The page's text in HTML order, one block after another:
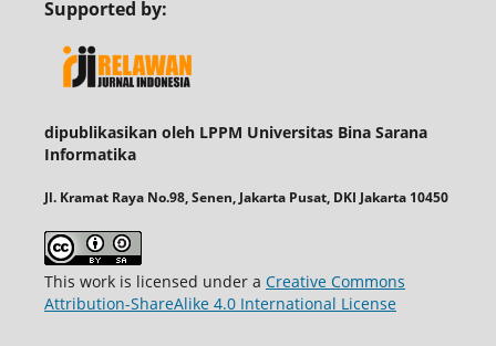
Supported by:
dipublikasikan oleh LPPM Universitas Bina Sarana
Informatika
Jl. Kramat Raya No.98, Senen, Jakarta Pusat, DKI Jakarta 10450
This work is licensed under a Creative Commons
Attribution-ShareAlike 4.0 International License